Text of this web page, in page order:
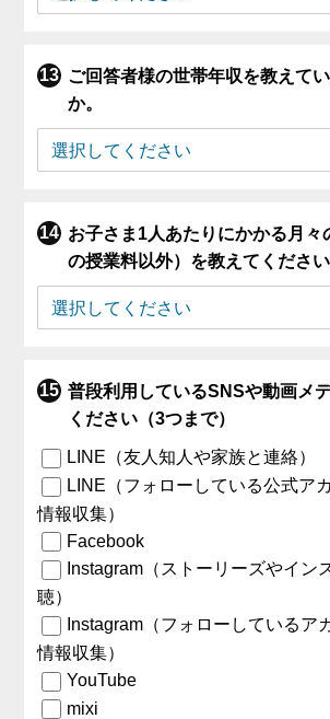
ご回答者様の世帯年収を教えて
か。
お子さま1人あたりにかかる月々
の授業料以外）を教えてください
普段利用しているSNSや動画メ
ください（3つまで）
LINE（友人知人や家族と連絡）
LINE（フォローしている公式ア
情報収集）
Facebook
Instagram（ストーリーズやイン
聴）
Instagram（フォローしているア
情報収集）
YouTube
mixi